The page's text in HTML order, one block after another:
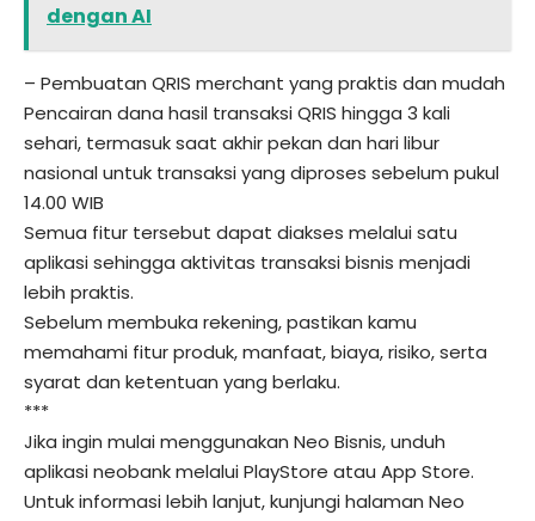
dengan AI
– Pembuatan QRIS merchant yang praktis dan mudah
Pencairan dana hasil transaksi QRIS hingga 3 kali
sehari, termasuk saat akhir pekan dan hari libur
nasional untuk transaksi yang diproses sebelum pukul
14.00 WIB
Semua fitur tersebut dapat diakses melalui satu
aplikasi sehingga aktivitas transaksi bisnis menjadi
lebih praktis.
Sebelum membuka rekening, pastikan kamu
memahami fitur produk, manfaat, biaya, risiko, serta
syarat dan ketentuan yang berlaku.
***
Jika ingin mulai menggunakan Neo Bisnis, unduh
aplikasi neobank melaluiPlayStore atau App Store.
Untuk informasi lebih lanjut, kunjungi halaman Neo